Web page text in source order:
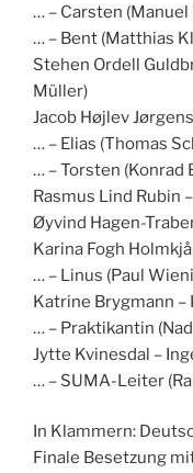
… – Carsten (Manuel
… – Bent (Matthias
Stehen Ordell
Müller)
Jacob Højlev
… – Elias (Thomas
… – Torsten (Konrad
Rasmus Lind Rubin
Øyvind Hagen-
Karina Fogh
… – Linus (Paul
Katrine Brygmann
… – Praktikantin
Jytte Kvinesdal –
… – SUMA-Leiter
In Klammern:
Finale Besetzung